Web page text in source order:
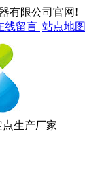
有限公司官网!
线留言 |站点地图